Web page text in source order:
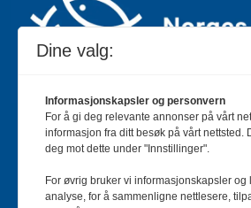
Jakt & Fiske er landets største og
jakt- og fiskeinteresserte med 195
Bladet er en månedlig publikasjon
Dine valg:
Informasjonskapsler og personvern
For å gi deg relevante annonser på vårt
informasjon fra ditt besøk på vårt nettsted.
deg mot dette under "Innstillinger".
For øvrig bruker vi informasjonskapsler
analyse, for å sammenligne nettlesere,